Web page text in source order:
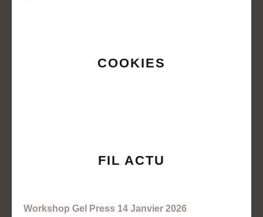
COOKIES
FIL ACTU
Workshop Gel Press 14 Janvier 2026